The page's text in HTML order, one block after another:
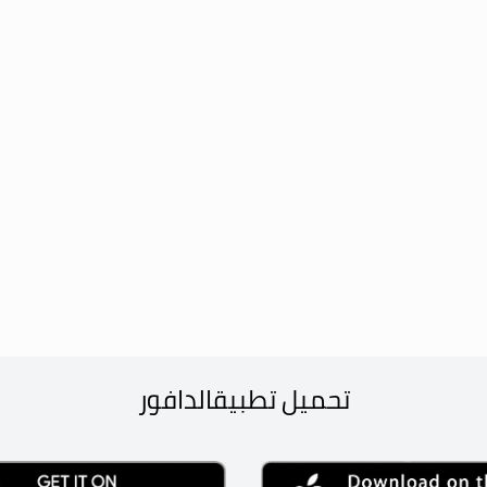
تحميل تطبيقالدافور